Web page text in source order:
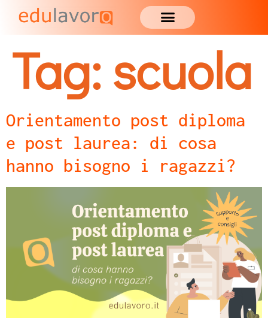
Tag:scuola
Orientamento post diploma
e post laurea: di cosa
hanno bisogno i ragazzi?